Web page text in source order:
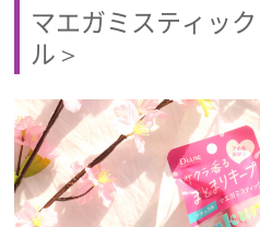
マエガミスティッ
ル＞